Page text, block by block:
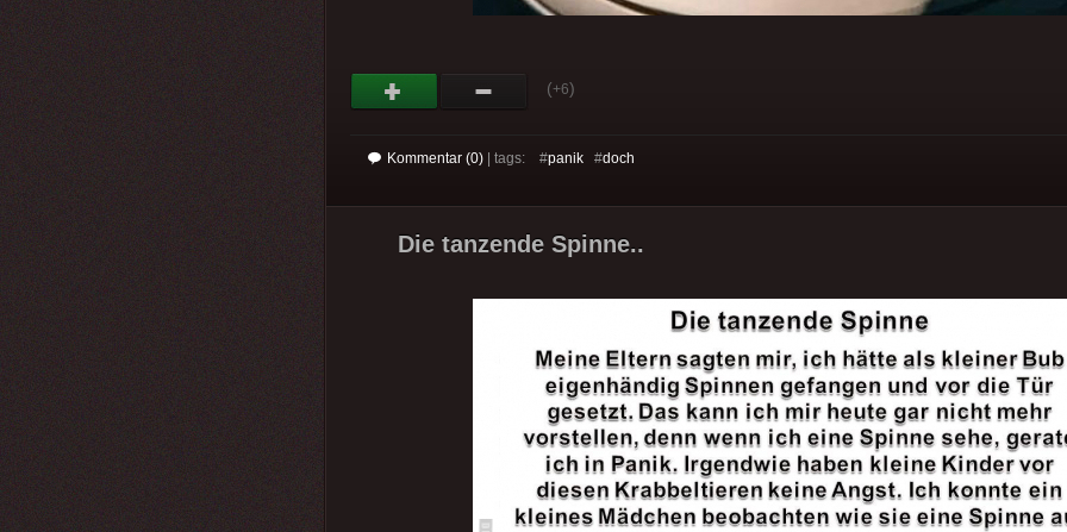
(+6)
Kommentar (0) | tags: #panik #doch
Die tanzende Spinne..